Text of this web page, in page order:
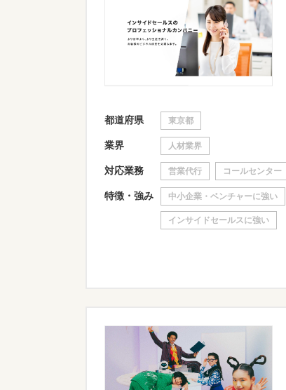
都道府県 東京都
業界 人材業界
対応業務 営業代行 コールセンター
特徴・強み 中小企業・ベンチャーに強い
インサイドセールスに強い